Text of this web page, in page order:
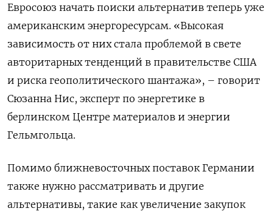
Евросоюз начать поиски альтернатив теперь уже
американским энергоресурсам. «Высокая
зависимость от них стала проблемой в свете
авторитарных тенденций в правительстве США
и риска геополитического шантажа», – говорит
Сюзанна Нис, эксперт по энергетике в
берлинском Центре материалов и энергии
Гельмгольца.
Помимо ближневосточных поставок Германии
также нужно рассматривать и другие
альтернативы, такие как увеличение закупок